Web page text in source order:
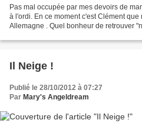
Pas mal occupée par mes devoirs de
à l'ordi. En ce moment c'est Clément
Allemagne . Quel bonheur de retrouver
Il Neige !
Publié le 28/10/2012 à 07:27
Par Mary's Angeldream